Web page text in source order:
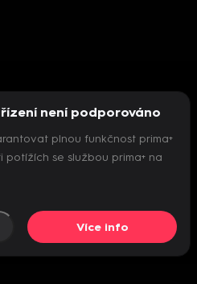
přehrávač
není podporováno
plnou funkčnost prima+
se službou prima+ na
Více info